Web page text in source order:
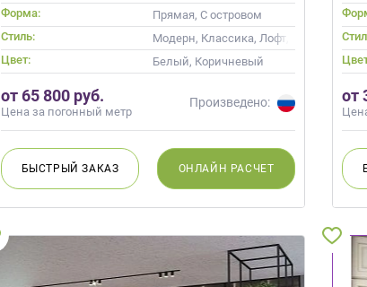
Форма:
Прямая, С островом
Стиль:
Модерн, Классика, Лофт,
Цвет:
Белый, Коричневый
от 65 800 руб.
Цена за погонный метр
Произведено:
БЫСТРЫЙЗАКАЗ ОНЛАЙН РАСЧЕТ
от